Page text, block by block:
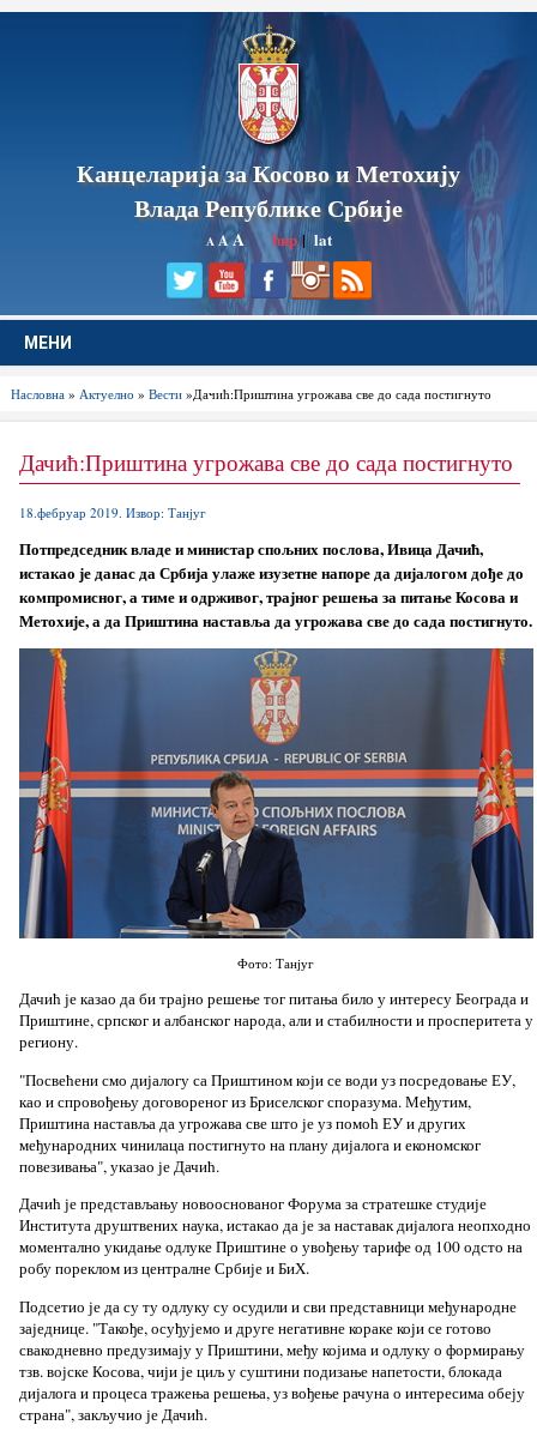
Канцеларија за Косово и Метохију
Влада Републике Србије
A AA ћир|lat
МЕНИ
Насловна» Актуелно » Вести»Дачић:Приштина угрожава све до сада постигнуто
Дачић:Приштина угрожава све до сада постигнуто
18.фебруар 2019. Извор: Танјуг
Потпредседник владе и министар спољних послова, Ивица Дачић,
истакао је данас да Србија улаже изузетне напоре да дијалогом дође до
компромисног, а тиме и одрживог, трајног решења за питање Косова и
Метохије, а да Приштина наставља да угрожава све до сада постигнуто.
Фото: Танјуг
Дачић је казао да би трајно решење тог питања било у интересу Београда и
Приштине, српског и албанског народа, али и стабилности и просперитета у
региону.
"Посвећени смо дијалогу са Приштином који се води уз посредовање ЕУ,
као и спровођењу договореног из Бриселског споразума. Међутим,
Приштина наставља да угрожава све што је уз помоћ ЕУ и других
међународних чинилаца постигнуто на плану дијалога и економског
повезивања", указао је Дачић.
Дачић је представљању новооснованог Форума за стратешке студије
Института друштвених наука, истакао да је за наставак дијалога неопходно
моментално укидање одлуке Приштине о увођењу тарифе од 100 одсто на
робу пореклом из централне Србије и БиХ.
Подсетио је да су ту одлуку су осудили и сви представници међународне
заједнице. "Такође, осуђујемо и друге негативне кораке који се готово
свакодневно предузимају у Приштини, међу којима и одлуку о формирању
тзв. војске Косова, чији је циљ у суштини подизање напетости, блокада
дијалога и процеса тражења решења, уз вођење рачуна о интересима обеју
страна", закључио је Дачић.